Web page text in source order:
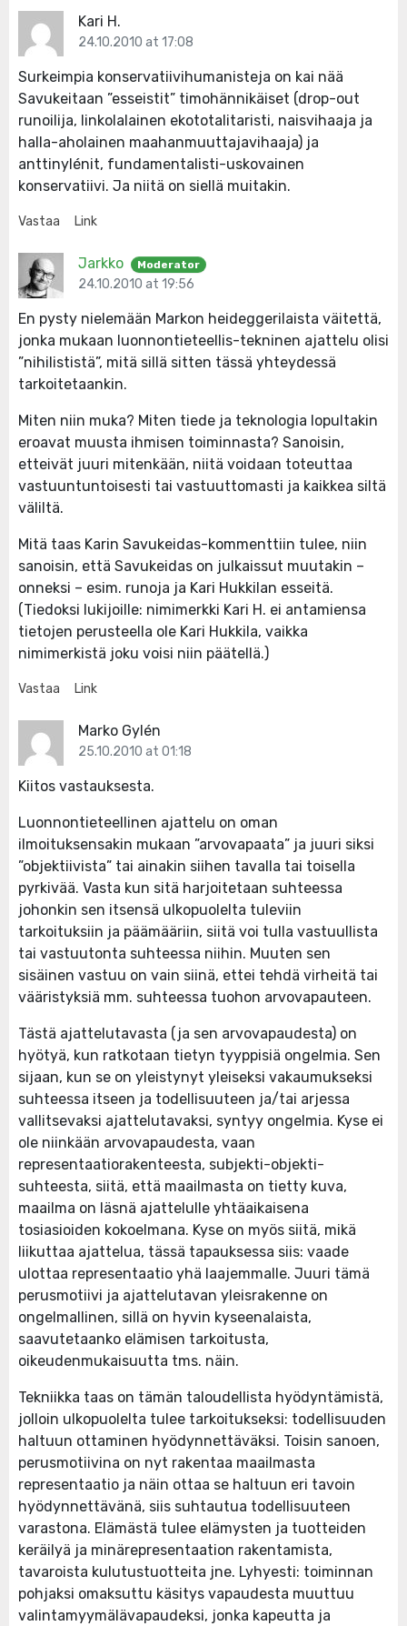
Kari H.
24.10.2010 at 17:08
Surkeimpia konservatiivihumanisteja on kai nää
Savukeitaan ”esseistit” timohännikäiset (drop-out
runoilija, linkolalainen ekototalitaristi, naisvihaaja ja
halla-aholainen maahanmuuttajavihaaja) ja
anttinylénit, fundamentalisti-uskovainen
konservatiivi. Ja niitä on siellä muitakin.
Vastaa Link
Jarkko Moderator
24.10.2010 at 19:56
En pysty nielemään Markon heideggerilaista väitettä,
jonka mukaan luonnontieteellis-tekninen ajattelu olisi
”nihilististä”, mitä sillä sitten tässä yhteydessä
tarkoitetaankin.
Miten niin muka? Miten tiede ja teknologia lopultakin
eroavat muusta ihmisen toiminnasta? Sanoisin,
etteivät juuri mitenkään, niitä voidaan toteuttaa
vastuuntuntoisesti tai vastuuttomasti ja kaikkea siltä
väliltä.
Mitä taas Karin Savukeidas-kommenttiin tulee, niin
sanoisin, että Savukeidas on julkaissut muutakin –
onneksi – esim. runoja ja Kari Hukkilan esseitä.
(Tiedoksi lukijoille: nimimerkki Kari H. ei antamiensa
tietojen perusteella ole Kari Hukkila, vaikka
nimimerkistä joku voisi niin päätellä.)
Vastaa Link
Marko Gylén
25.10.2010 at 01:18
Kiitos vastauksesta.
Luonnontieteellinen ajattelu on oman
ilmoituksensakin mukaan ”arvovapaata” ja juuri siksi
”objektiivista” tai ainakin siihen tavalla tai toisella
pyrkivää. Vasta kun sitä harjoitetaan suhteessa
johonkin sen itsensä ulkopuolelta tuleviin
tarkoituksiin ja päämääriin, siitä voi tulla vastuullista
tai vastuutonta suhteessa niihin. Muuten sen
sisäinen vastuu on vain siinä, ettei tehdä virheitä tai
vääristyksiä mm. suhteessa tuohon arvovapauteen.
Tästä ajattelutavasta (ja sen arvovapaudesta) on
hyötyä, kun ratkotaan tietyn tyyppisiä ongelmia. Sen
sijaan, kun se on yleistynyt yleiseksi vakaumukseksi
suhteessa itseen ja todellisuuteen ja/tai arjessa
vallitsevaksi ajattelutavaksi, syntyy ongelmia. Kyse ei
ole niinkään arvovapaudesta, vaan
representaatiorakenteesta, subjekti-objekti-
suhteesta, siitä, että maailmasta on tietty kuva,
maailma on läsnä ajattelulle yhtäaikaisena
tosiasioiden kokoelmana. Kyse on myös siitä, mikä
liikuttaa ajattelua, tässä tapauksessa siis: vaade
ulottaa representaatio yhä laajemmalle. Juuri tämä
perusmotiivi ja ajattelutavan yleisrakenne on
ongelmallinen, sillä on hyvin kyseenalaista,
saavutetaanko elämisen tarkoitusta,
oikeudenmukaisuutta tms. näin.
Tekniikka taas on tämän taloudellista hyödyntämistä,
jolloin ulkopuolelta tulee tarkoitukseksi: todellisuuden
haltuun ottaminen hyödynnettäväksi. Toisin sanoen,
perusmotiivina on nyt rakentaa maailmasta
representaatio ja näin ottaa se haltuun eri tavoin
hyödynnettävänä, siis suhtautua todellisuuteen
varastona. Elämästä tulee elämysten ja tuotteiden
keräilyä ja minärepresentaation rakentamista,
tavaroista kulutustuotteita jne. Lyhyesti: toiminnan
pohjaksi omaksuttu käsitys vapaudesta muuttuu
valintamyymälävapaudeksi, jonka kapeutta ja